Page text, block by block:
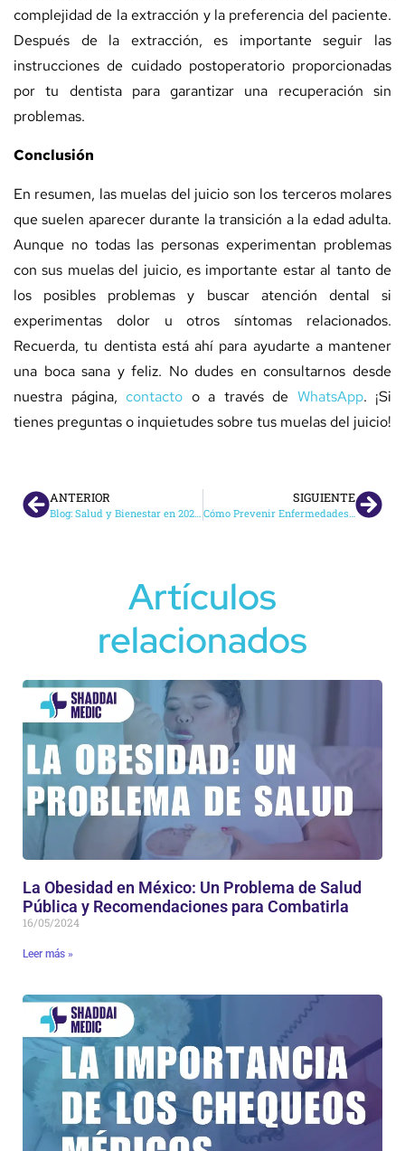
complejidad de la extracción y la preferencia del paciente.
Después de la extracción, es importante seguir las
instrucciones de cuidado postoperatorio proporcionadas
por tu dentista para garantizar una recuperación sin
problemas.
Conclusión
En resumen, las muelas del juicio son los terceros molares
que suelen aparecer durante la transición a la edad adulta.
Aunque no todas las personas experimentan problemas
con sus muelas del juicio, es importante estar al tanto de
los posibles problemas y buscar atención dental si
experimentas dolor u otros síntomas relacionados.
Recuerda, tu dentista está ahí para ayudarte a mantener
una boca sana y feliz. No dudes en consultarnos desde
nuestra página, contacto o a través de WhatsApp. ¡Si
tienes preguntas o inquietudes sobre tus muelas del juicio!
ANTERIOR SIGUIENTE
Artículos
relacionados
La Obesidad en México: Un Problema de Salud
Pública y Recomendaciones para Combatirla
16/05/2024
Leer más »